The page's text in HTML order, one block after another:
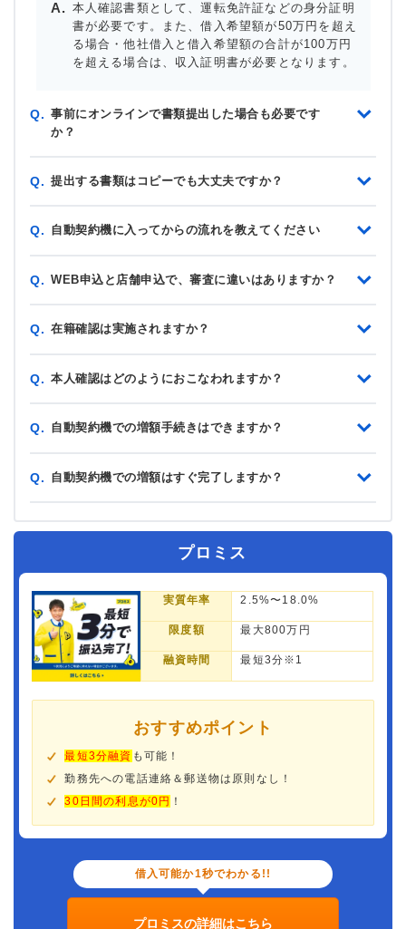
本人確認書類として、運転免許証などの身分証明
書が必要です。また、借入希望額が50万円を超え
る場合・他社借入と借入希望額の合計が100万円
を超える場合は、収入証明書が必要となります。
Q. 事前にオンラインで書類提出した場合も必要です
か？
Q. 提出する書類はコピーでも大丈夫ですか？
Q. 自動契約機に入ってからの流れを教えてください
Q. WEB申込と店舗申込で、審査に違いはありますか？
Q. 在籍確認は実施されますか？
Q. 本人確認はどのようにおこなわれますか？
Q. 自動契約機での増額手続きはできますか？
Q. 自動契約機での増額はすぐ完了しますか？
プロミス
実質年率 2.5%〜18.0%
限度額 最大800万円
融資時間 最短3分※1
おすすめポイント
最短3分融資 も可能！
勤務先への電話連絡＆郵送物は原則なし！
30日間の利息が0円 ！
借入可能か1秒でわかる!!
プロミスの詳細はこちら